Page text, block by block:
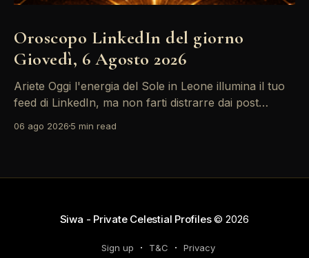
Oroscopo LinkedIn del giorno
Giovedì, 6 Agosto 2026
Ariete Oggi l'energia del Sole in Leone illumina il tuo
feed di LinkedIn, ma non farti distrarre dai post
tuoi desideri professionali! Giove ti spinge verso il
06 ago 2026 5 min read
Siwa - Private Celestial Profiles© 2026
Sign up T&C Privacy